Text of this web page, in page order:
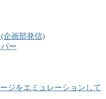
企画部発信)
ー
ジをエミュレーションして